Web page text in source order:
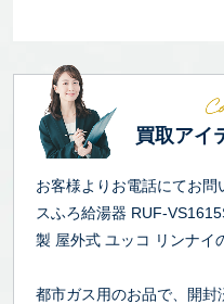
買取アイ
お客様よりお電話にてお
スふろ給湯器 RUF-
製 屋外式 ユッコ リンナイ
都市ガス用のお品で、開